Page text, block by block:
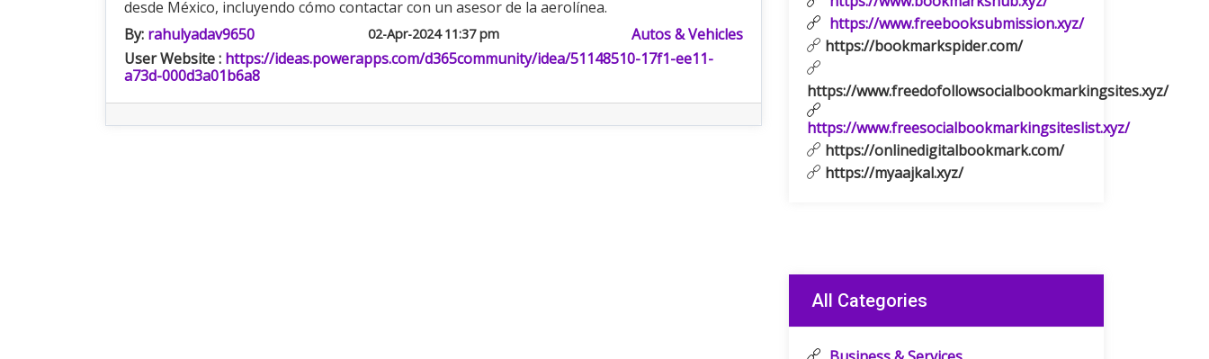
desde México, incluyendo cómo contactar con un asesor de la aerolínea.
By: rahulyadav9650 02-Apr-2024 11:37 pm
Autos & Vehicles
User Website : https://ideas.powerapps.com/d365community/idea/51148510-17f1-ee11-
a73d-000d3a01b6a8
https://www.freebooksubmission.xyz/
https://bookmarkspider.com/
https://www.freedofollowsocialbookmarkingsites.xyz/
https://www.freesocialbookmarkingsiteslist.xyz/
https://onlinedigitalbookmark.com/
https://myaajkal.xyz/
All Categories